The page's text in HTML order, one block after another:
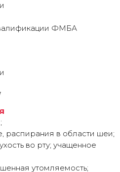
ФМБА
распирания в области шеи;
во рту; учащенное
утомляемость;